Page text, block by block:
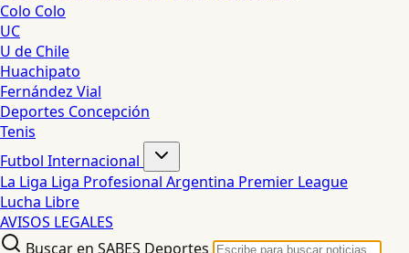
Colo Colo
UC
U de Chile
Huachipato
Fernández Vial
Deportes Concepción
Tenis
Futbol Internacional
La Liga Liga Profesional Argentina Premier League
Lucha Libre
AVISOS LEGALES
Buscar en SABES Deportes